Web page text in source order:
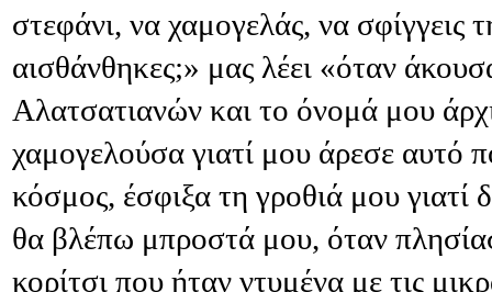
στεφάνι, να χαμογελάς, να σφίγγεις
αισθάνθηκες;» μας λέει «όταν
Αλατσατιανών και το όνομά μου
χαμογελούσα γιατί μου άρεσε αυτό
κόσμος, έσφιξα τη γροθιά μου
θα βλέπω μπροστά μου, όταν
κορίτσι που ήταν ντυμένα με τις